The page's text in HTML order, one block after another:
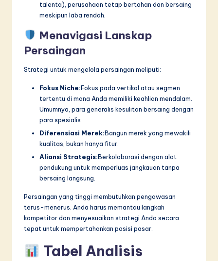
talenta), perusahaan tetap bertahan dan bersaing
meskipun laba rendah.
Menavigasi Lanskap
Persaingan
Strategi untuk mengelola persaingan meliputi:
Fokus Niche:Fokus pada vertikal atau segmen
tertentu di mana Anda memiliki keahlian mendalam.
Umumnya, para generalis kesulitan bersaing dengan
para spesialis.
Diferensiasi Merek:Bangun merek yang mewakili
kualitas, bukan hanya fitur.
Aliansi Strategis:Berkolaborasi dengan alat
pendukung untuk memperluas jangkauan tanpa
bersaing langsung.
Persaingan yang tinggi membutuhkan pengawasan
terus-menerus. Anda harus memantau langkah
kompetitor dan menyesuaikan strategi Anda secara
tepat untuk mempertahankan posisi pasar.
Tabel Analisis